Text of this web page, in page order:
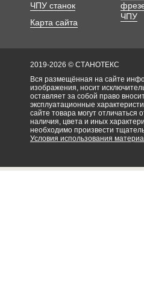
ЧПУ станок
Карта сайта
ЧПУ
2019-2026 © СТАНОТЕКС
Вся размещённая на сайте
изображения, носит
оставляет за собой право
эксплуатационные
сайте товара могут отличаться
наличия, цвета и иных
необходимо произвести
Условия использования